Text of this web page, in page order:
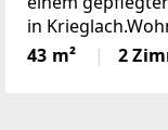
in
480 €
Wohnung
43 m² 2